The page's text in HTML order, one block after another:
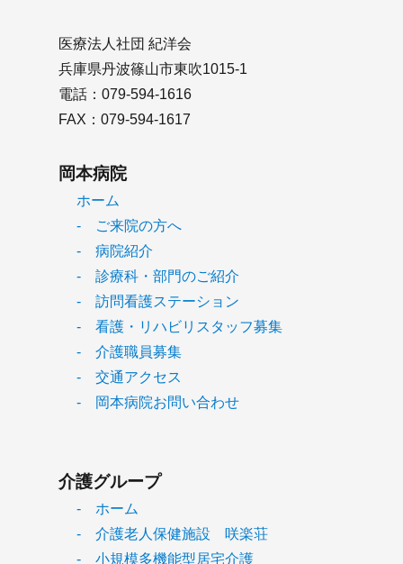
医療法人社団 紀洋会
兵庫県丹波篠山市東吹1015-1
電話：079-594-1616
FAX：079-594-1617
岡本病院
ホーム
- ご来院の方へ
- 病院紹介
- 診療科・部門のご紹介
- 訪問看護ステーション
- 看護・リハビリスタッフ募集
- 介護職員募集
- 交通アクセス
- 岡本病院お問い合わせ
介護グループ
- ホーム
- 介護老人保健施設 咲楽荘
- 小規模多機能型居宅介護